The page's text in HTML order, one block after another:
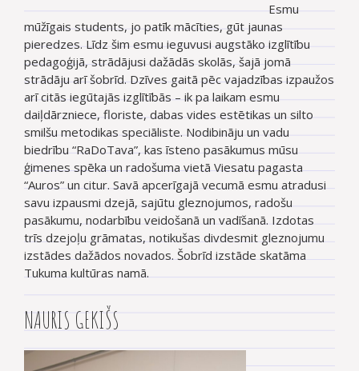
Esmu
mūžīgais students, jo patīk mācīties, gūt jaunas
pieredzes. Līdz šim esmu ieguvusi augstāko izglītību
pedagoģijā, strādājusi dažādās skolās, šajā jomā
strādāju arī šobrīd. Dzīves gaitā pēc vajadzības izpaužos
arī citās iegūtajās izglītībās – ik pa laikam esmu
daiļdārzniece, floriste, dabas vides estētikas un silto
smilšu metodikas speciāliste. Nodibināju un vadu
biedrību “RaDoTava”, kas īsteno pasākumus mūsu
ģimenes spēka un radošuma vietā Viesatu pagasta
“Auros” un citur. Savā apcerīgajā vecumā esmu atradusi
savu izpausmi dzejā, sajūtu gleznojumos, radošu
pasākumu, nodarbību veidošanā un vadīšanā. Izdotas
trīs dzejoļu grāmatas, notikušas divdesmit gleznojumu
izstādes dažādos novados. Šobrīd izstāde skatāma
Tukuma kultūras namā.
NAURIS GEKIŠS